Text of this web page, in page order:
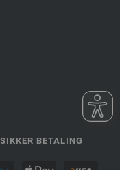
SIKKER BETALING